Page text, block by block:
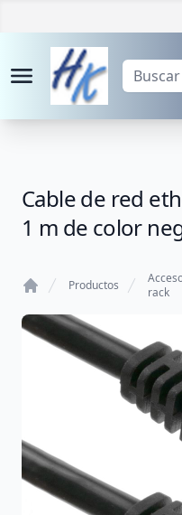
Cable de red
1 m de color
Productos
rack